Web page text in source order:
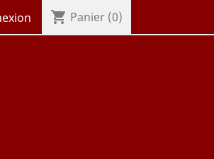
shopping_cart Panier (0)